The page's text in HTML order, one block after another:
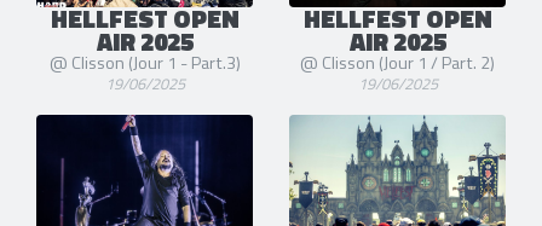
HELLFEST OPEN
AIR 2025
@ Clisson (Jour 1 - Part.3)
19/06/2025
HELLFEST OPEN
AIR 2025
@ Clisson (Jour 1 / Part. 2)
19/06/2025